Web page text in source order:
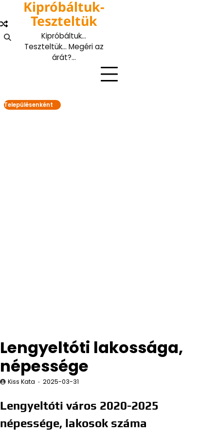
content
Kipróbáltuk-
Teszteltük
Kipróbáltuk…
Teszteltük… Megéri az
árát?…
Településenként
Lengyeltóti lakossága,
népessége
Kiss Kata 2025-03-31
Lengyeltóti város 2020-2025
népessége, lakosok száma